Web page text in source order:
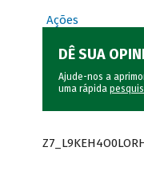
Ações
DÊ SUA
Ajude-nos a
uma rápida